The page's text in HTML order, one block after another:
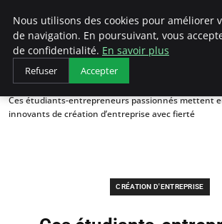
LECFCM
Accueil
Création d'entreprise
Ces étudiants-entrepreneurs passionnés mettent
innovants de création d’entreprise avec fierté
CRÉATION D'ENTREPRISE
Nous utilisons des cookies pour améliorer
de navigation. En poursuivant, vous
de confidentialité. En savoir plus
Refuser Accepter